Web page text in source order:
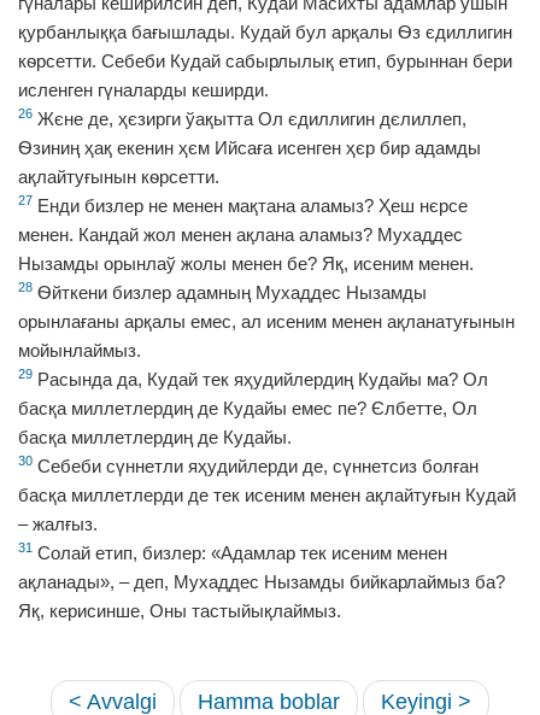
қурбанлыққа бағышлады. Кудай бул арқалы Ѳз єдиллигин
кѳрсетти. Себеби Кудай сабырлылық етип, бурыннан бери
исленген гүналарды кеширди.
26 Жєне де, ҳєзирги ўақытта Ол єдиллигин дєлиллеп,
Ѳзиниң ҳақ екенин ҳєм Ийсаға исенген ҳєр бир адамды
ақлайтуғынын кѳрсетти.
27 Енди бизлер не менен мақтана аламыз? Ҳеш нєрсе
менен. Кандай жол менен ақлана аламыз? Мухаддес
Нызамды орынлаў жолы менен бе? Яқ, исеним менен.
28 Ѳйткени бизлер адамның Мухаддес Нызамды
орынлағаны арқалы емес, ал исеним менен ақланатуғынын
мойынлаймыз.
29 Расында да, Кудай тек яҳудийлердиң Кудайы ма? Ол
басқа миллетлердиң де Кудайы емес пе? Єлбетте, Ол
басқа миллетлердиң де Кудайы.
30 Себеби сүннетли яҳудийлерди де, сүннетсиз болған
басқа миллетлерди де тек исеним менен ақлайтуғын Кудай
– жалғыз.
31 Солай етип, бизлер: «Адамлар тек исеним менен
ақланады», – деп, Мухаддес Нызамды бийкарлаймыз ба?
Яқ, керисинше, Оны тастыйықлаймыз.
< Avvalgi Hamma boblar Keyingi >